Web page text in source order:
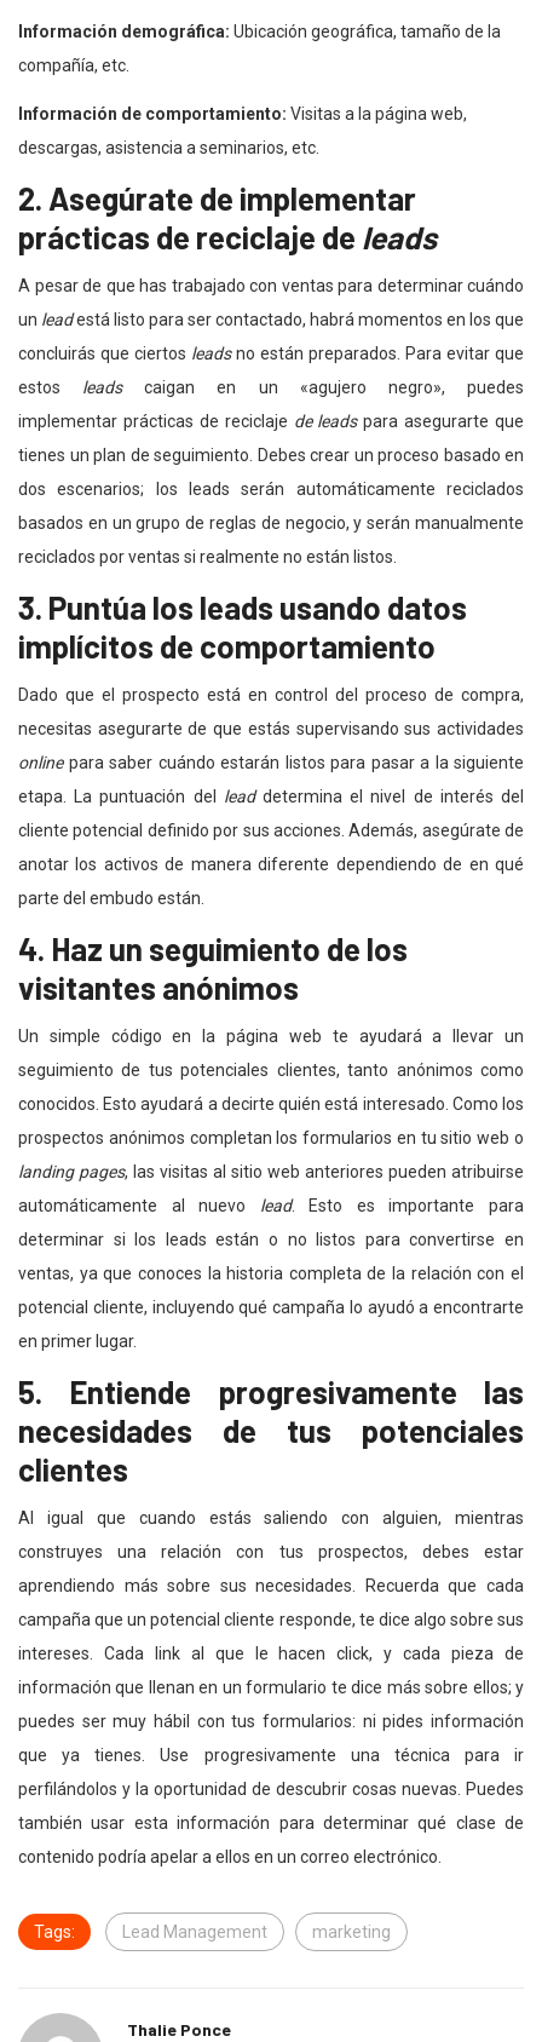
Información demográfica: Ubicación geográfica, tamaño de la
compañía, etc.
Información de comportamiento: Visitas a la página web,
descargas, asistencia a seminarios, etc.
2. Asegúrate de implementar
prácticas de reciclaje de leads
A pesar de que has trabajado con ventas para determinar cuándo
un leadestá listo para ser contactado, habrá momentos en los que
concluirás que ciertos leadsno están preparados. Para evitar que
estos leadscaigan en un «agujero negro», puedes
implementar prácticas de reciclaje de leadspara asegurarte que
tienes un plan de seguimiento. Debes crear un proceso basado en
dos escenarios; los leads serán automáticamente reciclados
basados en un grupo de reglas de negocio, y serán manualmente
reciclados por ventas si realmente no están listos.
3. Puntúa los leads usando datos
implícitos de comportamiento
Dado que el prospecto está en control del proceso de compra,
necesitas asegurarte de que estás supervisando sus actividades
onlinepara saber cuándo estarán listos para pasar a la siguiente
etapa. La puntuación del leaddetermina el nivel de interés del
cliente potencial definido por sus acciones. Además, asegúrate de
anotar los activos de manera diferente dependiendo de en qué
parte del embudo están.
4. Haz un seguimiento de los
visitantes anónimos
Un simple código en la página web te ayudará a llevar un
seguimiento de tus potenciales clientes, tanto anónimos como
conocidos. Esto ayudará a decirte quién está interesado. Como los
prospectos anónimos completan los formularios en tu sitio web o
landing pages, las visitas al sitio web anteriores pueden atribuirse
automáticamente al nuevo lead. Esto es importante para
determinar si los leads están o no listos para convertirse en
ventas, ya que conoces la historia completa de la relación con el
potencial cliente, incluyendo qué campaña lo ayudó a encontrarte
en primer lugar.
5. Entiende progresivamente las
necesidades de tus potenciales
clientes
Al igual que cuando estás saliendo con alguien, mientras
construyes una relación con tus prospectos, debes estar
aprendiendo más sobre sus necesidades. Recuerda que cada
campaña que un potencial cliente responde, te dice algo sobre sus
intereses. Cada link al que le hacen click, y cada pieza de
información que llenan en un formulario te dice más sobre ellos; y
puedes ser muy hábil con tus formularios: ni pides información
que ya tienes. Use progresivamente una técnica para ir
perfilándolos y la oportunidad de descubrir cosas nuevas. Puedes
también usar esta información para determinar qué clase de
contenido podría apelar a ellos en un correo electrónico.
Tags: Lead Management marketing
Thalie Ponce